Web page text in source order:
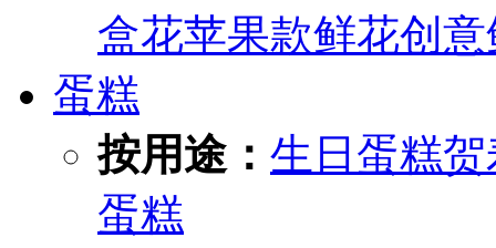
盒花苹果款鲜花创
蛋糕
按用途： 生日蛋糕
蛋糕